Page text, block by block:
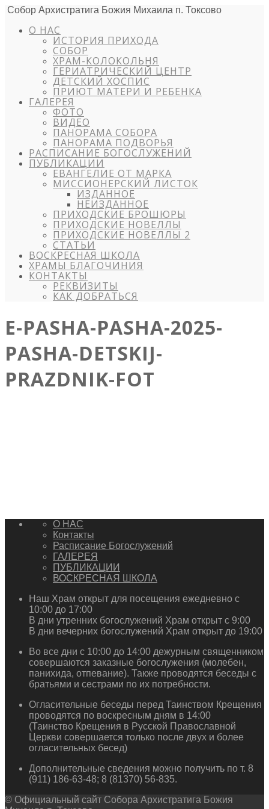
Собор Архистратига Божия Михаила п. Токсово
О НАС
ИСТОРИЯ ПРИХОДА
СОБОР
ХРАМ-КОЛОКОЛЬНЯ
ГЕРИАТРИЧЕСКИЙ ЦЕНТР
ДЕТСКИЙ ХОСПИС
ПРИЮТ МАТЕРИ И РЕБЕНКА
ГАЛЕРЕЯ
ФОТО
ВИДЕО
ПАНОРАМА СОБОРА
ПАНОРАМА ПОДВОРЬЯ
РАСПИСАНИЕ БОГОСЛУЖЕНИЙ
ПУБЛИКАЦИИ
ЕВАНГЕЛИЕ ОТ МАРКА
МИССИОНЕРСКИЙ ЛИСТОК
ИЗДАННОЕ
НЕИЗДАННОЕ
ПРИХОДСКИЕ БРОШЮРЫ
ПРИХОДСКИЕ НОВЕЛЛЫ
ПРИХОДСКИЕ НОВЕЛЛЫ 2
СТАТЬИ
ВОСКРЕСНАЯ ШКОЛА
ХРАМЫ БЛАГОЧИНИЯ
КОНТАКТЫ
РЕКВИЗИТЫ
КАК ДОБРАТЬСЯ
E-PASHA-PASHA-2025-
PASHA-DETSKIJ-
PRAZDNIK-FOT
О НАС
Контакты
Расписание Богослужений
ГАЛЕРЕЯ
ПУБЛИКАЦИИ
ВОСКРЕСНАЯ ШКОЛА
Наш Храм открыт для посещения ежедневно с
10:00 до 17:00
В дни утренних богослужений Храм открыт с 9:00
В дни вечерних богослужений Храм открыт до 19:00
Во все дни с 10:00 до 14:00 дежурным священником
совершаются заказные богослужения (молебен,
панихида, отпевание). Также проводятся беседы с
братьями и сестрами по их потребности.
Огласительные беседы перед Таинством Крещения
проводятся по воскресным дням в 14:00
(Таинство Крещения в Русской Православной
Церкви совершается только после двух и более
огласительных бесед)
Дополнительные сведения можно получить по т. 8
(911) 186-63-48; 8 (81370) 56-835.
© Официальный сайт Собора Архистратига Божия